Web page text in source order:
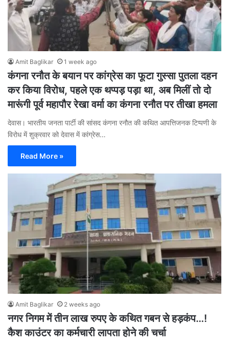
Amit Baglikar 1 week ago
कंगना रनौत के बयान पर कांग्रेस का फूटा गुस्सा पुतला दहन
कर किया विरोध, पहले एक थप्पड़ पड़ा था, अब मिलीं तो दो
मारूंगी पूर्व महापौर रेखा वर्मा का कंगना रनौत पर तीखा हमला
देवास। भारतीय जनता पार्टी की सांसद कंगना रनौत की कथित आपत्तिजनक टिप्पणी के
विरोध में शुक्रवार को देवास में कांग्रेस…
Read More »
Amit Baglikar 2 weeks ago
नगर निगम में तीन लाख रुपए के कथित गबन से हड़कंप…!
कैश काउंटर का कर्मचारी लापता होने की चर्चा